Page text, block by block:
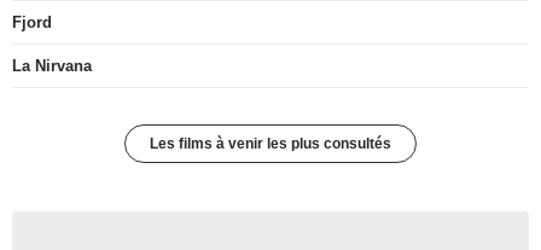
Fjord
La Nirvana
Les films à venir les plus consultés